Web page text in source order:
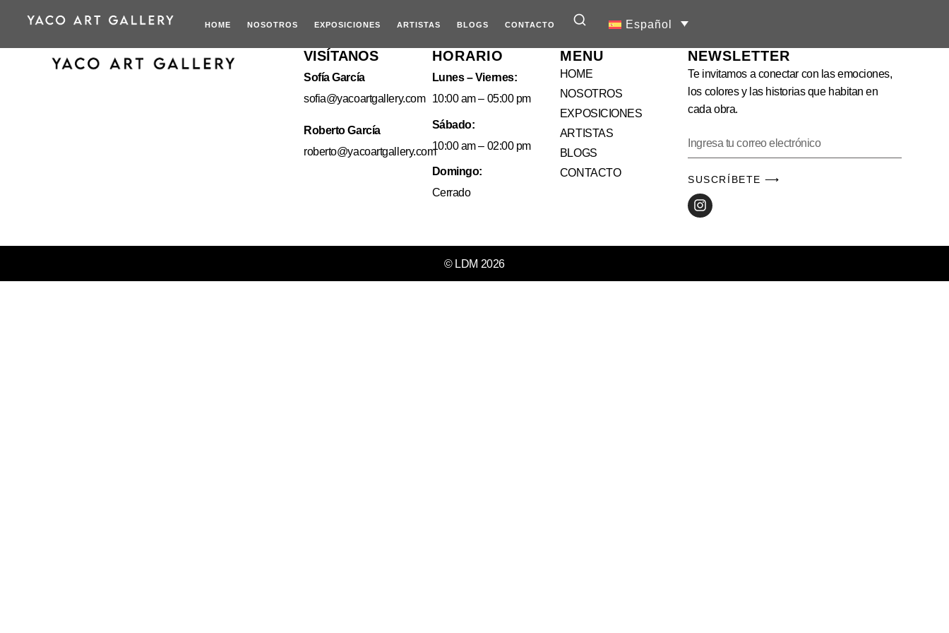
HOME NOSOTROS EXPOSICIONES ARTISTAS BLOGS CONTACTO Español
VISÍTANOS
Sofía García
sofia@yacoartgallery.com
Roberto García
roberto@yacoartgallery.com
HORARIO
Lunes – Viernes:
10:00 am – 05:00 pm
Sábado:
10:00 am – 02:00 pm
Domingo:
Cerrado
MENU
HOME
NOSOTROS
EXPOSICIONES
ARTISTAS
BLOGS
CONTACTO
NEWSLETTER
Te invitamos a conectar con las emociones,
los colores y las historias que habitan en
cada obra.
SUSCRÍBETE ⟶
© LDM 2026